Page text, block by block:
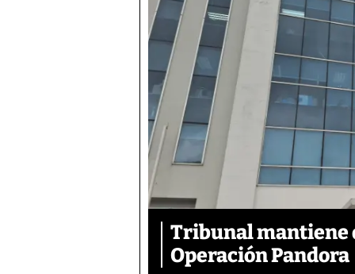
Tribunal mantiene
Operación Pandora